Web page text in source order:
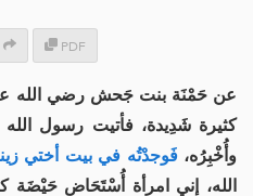
PDF
عن حَمْنَة بنت جَحش رضي الله
كثيرة شَدِيدة، فأتيت رسول
وأُخْبِرُه، فَوجدْتُه في بيت أختي
الله، إني امرأة أُسْتَحَاض حَيْضَة